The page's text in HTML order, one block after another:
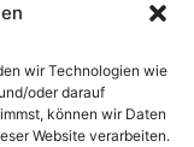
wir Technologien wie
oder darauf
können wir Daten
Website verarbeiten.